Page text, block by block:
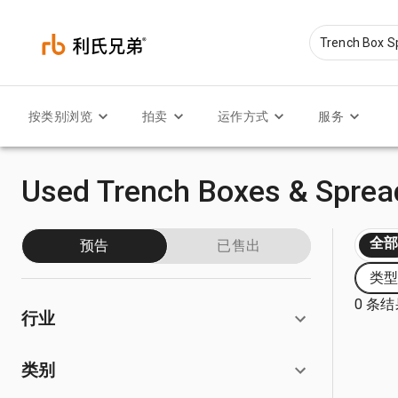
按类别浏览 拍卖 运作方式 服务
Used Trench Boxes &
预告 已售出
行业
类别
全部
类
0 条结